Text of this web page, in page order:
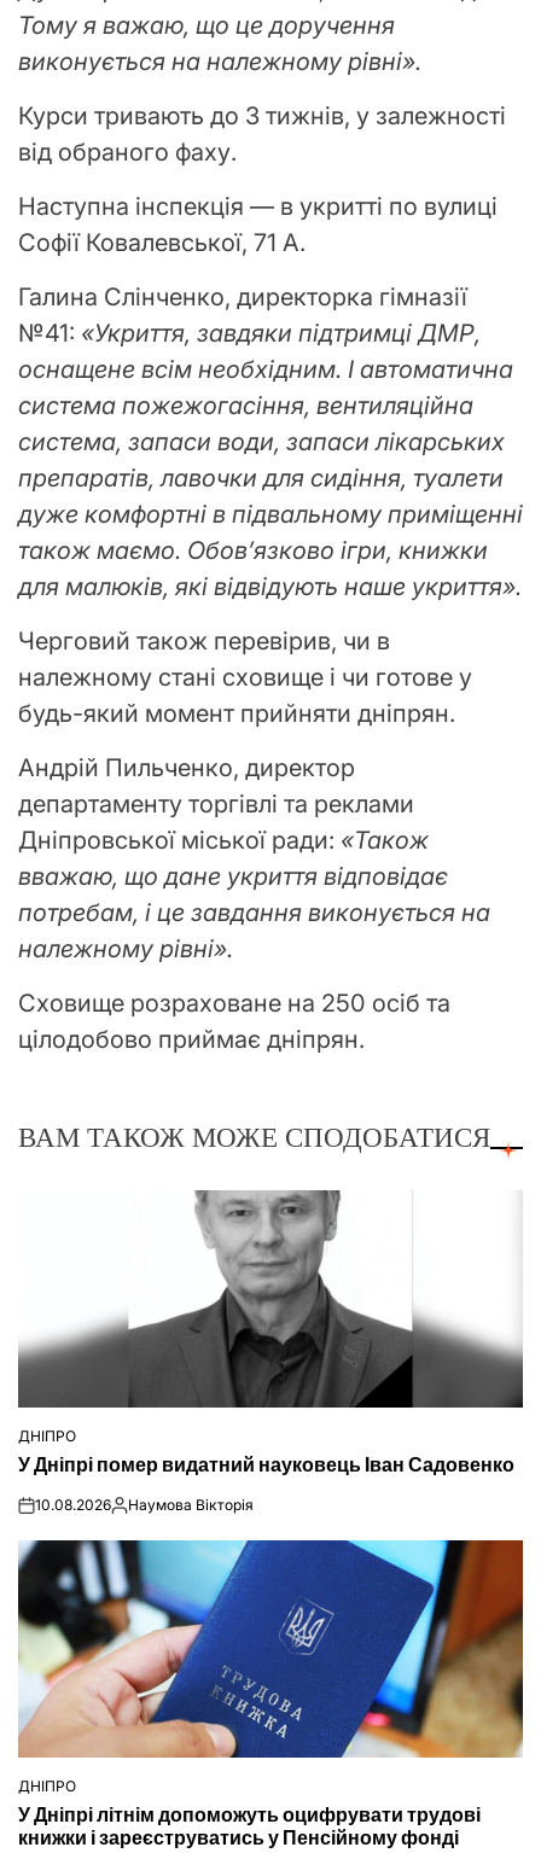
Тому я важаю, що це доручення
виконується на належному рівні».
Курси тривають до 3 тижнів, у залежності
від обраного фаху.
Наступна інспекція — в укритті по вулиці
Софії Ковалевської, 71 А.
Галина Слінченко, директорка гімназії
№41: «Укриття, завдяки підтримці ДМР,
оснащене всім необхідним. І автоматична
система пожежогасіння, вентиляційна
система, запаси води, запаси лікарських
препаратів, лавочки для сидіння, туалети
дуже комфортні в підвальному приміщенні
також маємо. Обов’язково ігри, книжки
для малюків, які відвідують наше укриття».
Черговий також перевірив, чи в
належному стані сховище і чи готове у
будь-який момент прийняти дніпрян.
Андрій Пильченко, директор
департаменту торгівлі та реклами
Дніпровської міської ради: «Також
вважаю, що дане укриття відповідає
потребам, і це завдання виконується на
належному рівні».
Сховище розраховане на 250 осіб та
цілодобово приймає дніпрян.
ВАМ ТАКОЖ МОЖЕ СПОДОБАТИСЯ
ОПУБЛІКУВАТИ
У
ДНІПРО
У Дніпрі помер видатний науковець Іван Садовенко
on10.08.2026Опубліковано
Наумова Вікторія
ОПУБЛІКУВАТИ
У
ДНІПРО
У Дніпрі літнім допоможуть оцифрувати трудові
книжки і зареєструватись у Пенсійному фонді